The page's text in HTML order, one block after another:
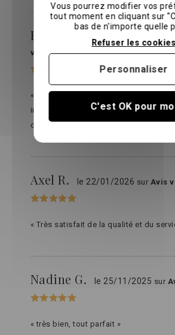
Francoise E.le 05/02/2026
vérifiés
« Laverune taie pour voir,.....ne déteint
impeccable, pas besoin de
doux,30degre. »
Axel R. le 22/01/2026 sur Avis
« Très satisfait de la qualité et du
Nadine G. le 25/11/2025 sur
« très bien, tout parfait »
Vous pourrez modifier vos
tout moment en cliquant sur
bas de n'importe quelle
C'est OK pour
Refuser les cookies
Personnaliser